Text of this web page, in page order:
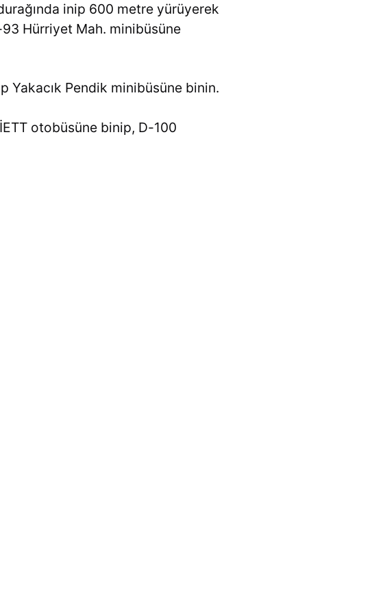
inip 600 metre yürüyerek
Hürriyet Mah. minibüsüne
Yakacık Pendik minibüsüne binin.
otobüsüne binip, D-100